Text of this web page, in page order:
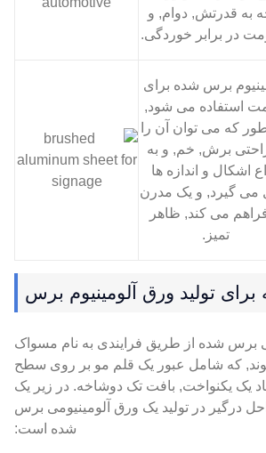
به قدرتش, دوام, و
در برابر خوردگی.
برس شده برای
استفاده می شود,
که می توان آن را
برش, خم, و به
اشکال و اندازه ها
گیرد, و یک مدرن
می کند, ظاهر
تمیز.
برای تولید ورق آلومینیوم برس
برس شده از طریق فرایندی به نام مسواک
که شامل عبور یک قلم مو بر روی سطح
یک یکنواخت, بافت تک دوشاخه. در زیر یک
درگیر در تولید یک ورق آلومینیومی برس
شده است: